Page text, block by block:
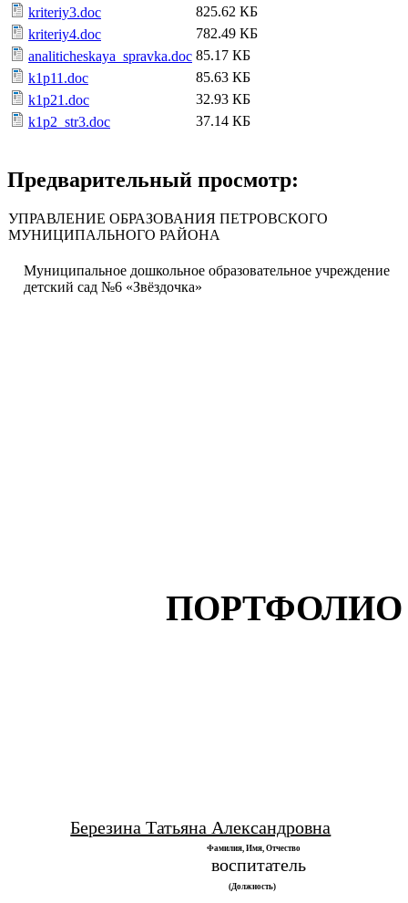
kriteriy3.doc
825.62 КБ
kriteriy4.doc
782.49 КБ
analiticheskaya_spravka.doc 85.17 КБ
k1p11.doc
85.63 КБ
k1p21.doc
32.93 КБ
k1p2_str3.doc
37.14 КБ
Предварительный просмотр:
УПРАВЛЕНИЕ ОБРАЗОВАНИЯ ПЕТРОВСКОГО
МУНИЦИПАЛЬНОГО РАЙОНА
Муниципальное дошкольное образовательное учреждение
детский сад №6 «Звёздочка»
ПОРТФОЛИО
Березина Татьяна Александровна
Фамилия, Имя, Отчество
воспитатель
(Должность)